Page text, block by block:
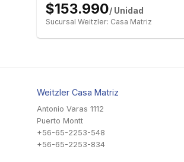
$153.990/ Unidad
Sucursal Weitzler: Casa Matriz
Weitzler Casa Matriz
Antonio Varas 1112
Puerto Montt
+56-65-2253-548
+56-65-2253-834